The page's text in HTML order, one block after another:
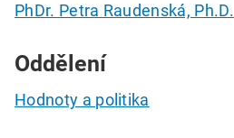
PhDr. Petra Raudenská, Ph.D.
Oddělení
Hodnoty a politika